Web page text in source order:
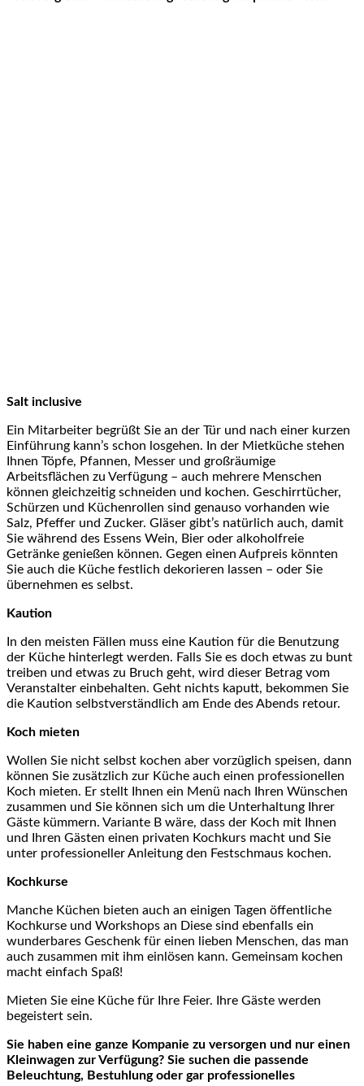
Salt inclusive
Ein Mitarbeiter begrüßt Sie an der Tür und nach einer kurzen
Einführung kann’s schon losgehen. In der Mietküche stehen
Ihnen Töpfe, Pfannen, Messer und großräumige
Arbeitsflächen zu Verfügung – auch mehrere Menschen
können gleichzeitig schneiden und kochen. Geschirrtücher,
Schürzen und Küchenrollen sind genauso vorhanden wie
Salz, Pfeffer und Zucker. Gläser gibt’s natürlich auch, damit
Sie während des Essens Wein, Bier oder alkoholfreie
Getränke genießen können. Gegen einen Aufpreis könnten
Sie auch die Küche festlich dekorieren lassen – oder Sie
übernehmen es selbst.
Kaution
In den meisten Fällen muss eine Kaution für die Benutzung
der Küche hinterlegt werden. Falls Sie es doch etwas zu bunt
treiben und etwas zu Bruch geht, wird dieser Betrag vom
Veranstalter einbehalten. Geht nichts kaputt, bekommen Sie
die Kaution selbstverständlich am Ende des Abends retour.
Koch mieten
Wollen Sie nicht selbst kochen aber vorzüglich speisen, dann
können Sie zusätzlich zur Küche auch einen professionellen
Koch mieten. Er stellt Ihnen ein Menü nach Ihren Wünschen
zusammen und Sie können sich um die Unterhaltung Ihrer
Gäste kümmern. Variante B wäre, dass der Koch mit Ihnen
und Ihren Gästen einen privaten Kochkurs macht und Sie
unter professioneller Anleitung den Festschmaus kochen.
Kochkurse
Manche Küchen bieten auch an einigen Tagen öffentliche
Kochkurse und Workshops an Diese sind ebenfalls ein
wunderbares Geschenk für einen lieben Menschen, das man
auch zusammen mit ihm einlösen kann. Gemeinsam kochen
macht einfach Spaß!
Mieten Sie eine Küche für Ihre Feier. Ihre Gäste werden
begeistert sein.
Sie haben eine ganze Kompanie zu versorgen und nur einen
Kleinwagen zur Verfügung? Sie suchen die passende
Beleuchtung, Bestuhlung oder gar professionelles